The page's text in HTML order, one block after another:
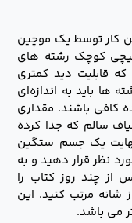
کار توسط یک موچین
کوچک رشته های
قابلیت دید کمتری
ها باید به اندازه‌ای
کافی باشند. مقداری
سالم که جدا کرده
یک جسم ستگین
نظر قرار دهید و به
از چند روز کتاب را
شانه مرتب کنید. این
می باشد.